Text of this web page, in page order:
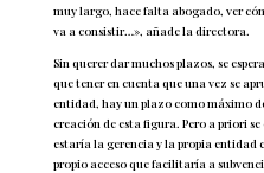
muy largo, hace falta abogado, ver
va a consistir…», añade la directora.
Sin querer dar muchos plazos, se
que tener en cuenta que una vez se
entidad, hay un plazo como máximo
creación de esta figura. Pero a priori
estaría la gerencia y la propia entidad
propio acceso que facilitaría a